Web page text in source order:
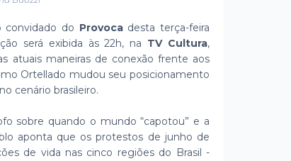
convidado do Provoca desta terça-feira
será exibida às 22h, na TV Cultura,
atuais maneiras de conexão frente aos
Ortellado mudou seu posicionamento
cenário brasileiro.
sobre quando o mundo “capotou” e a
aponta que os protestos de junho de
de vida nas cinco regiões do Brasil -